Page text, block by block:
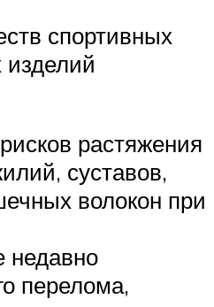
спортивных
изделий
растяжения
суставов,
волокон при
недавно
перелома,